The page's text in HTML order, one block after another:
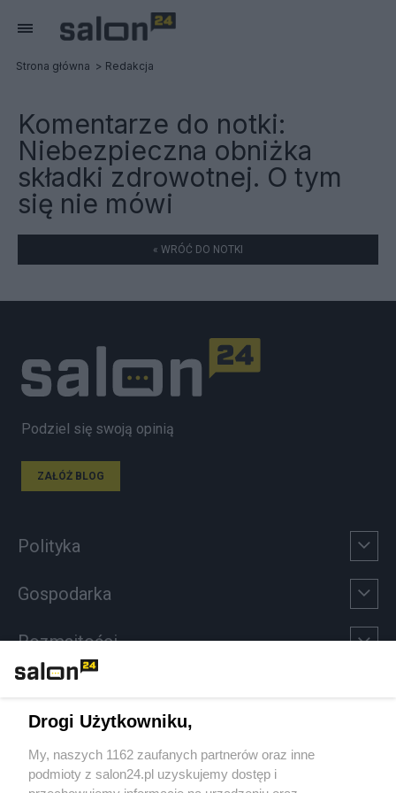
Strona główna Redakcja
Komentarze do notki:
Niebezpieczna obniżka
składki zdrowotnej. O tym
się nie mówi
« WRÓĆ DO NOTKI
Podziel się swoją opinią
ZAŁÓŻ BLOG
Polityka
Gospodarka
Rozmaitości
Sport
Społeczeństwo
Drogi Użytkowniku,
My, naszych 1162 zaufanych partnerów oraz inne
podmioty z salon24.pl uzyskujemy dostęp i